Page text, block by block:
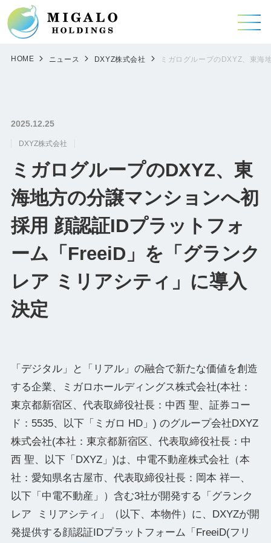
HOME ニュース DXYZ株式会社 ミガログループのDXYZ、東海
2025.12.25
DXYZ株式会社
ミガログループのDXYZ、東
海地方の分譲マンションへ初
採用 顔認証IDプラットフォ
ーム「FreeiD」を「グランク
レア ミリアシティ」に導入
決定
「デジタル」と「リアル」の融合で新たな価値を創造
する企業、ミガロホールディングス株式会社(本社：
東京都新宿区、代表取締役社⻑：中⻄ 聖、証券コー
ド：5535、以下「ミガロ HD」) のグループ会社DXYZ
株式会社(本社：東京都新宿区、代表取締役社長：中
西 聖、以下「DXYZ」)は、中電不動産株式会社（本
社：愛知県名古屋市、代表取締役社長：岡本 祥一、
以下「中電不動産」）含む3社が開発する「グランク
レア ミリアシティ」（以下、本物件）に、DXYZが開
発提供する顔認証IDプラットフォーム「FreeiD(フリ